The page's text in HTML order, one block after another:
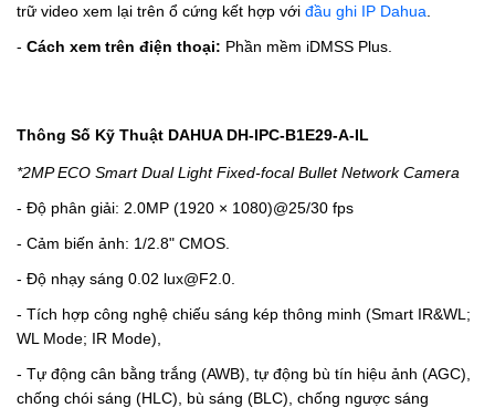
trữ video xem lại trên ổ cứng kết hợp với đầu ghi IP Dahua
- Cách xem trên điện thoại: Phần mềm iDMSS Plus.
Thông Số Kỹ Thuật DAHUA DH-IPC-B1E29-A-IL
*2MP ECO Smart Dual Light Fixed-focal Bullet Network Camera
- Độ phân giải: 2.0MP (1920 × 1080)@25/30 fps
- Cảm biến ảnh: 1/2.8" CMOS.
- Độ nhạy sáng 0.02 lux@F2.0.
- Tích hợp công nghệ chiếu sáng kép thông minh (Smart IR&WL;
WL Mode; IR Mode),
- Tự động cân bằng trắng (AWB), tự động bù tín hiệu ảnh (AGC),
chống chói sáng (HLC), bù sáng (BLC), chống ngược sáng